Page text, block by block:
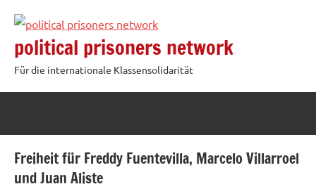
Inhalt
springen
political prisoners network
Für die internationale Klassensolidarität
Freiheit für Freddy Fuentevilla, Marcelo Villarroel
und Juan Aliste